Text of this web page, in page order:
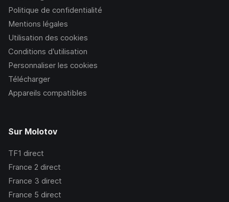
Politique de confidentialité
Mentions légales
Utilisation des cookies
Conditions d’utilisation
Personnaliser les cookies
Télécharger
Appareils compatibles
Sur Molotov
TF1 direct
France 2 direct
France 3 direct
France 5 direct